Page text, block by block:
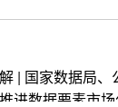
| 国家数据局
进数据要素市